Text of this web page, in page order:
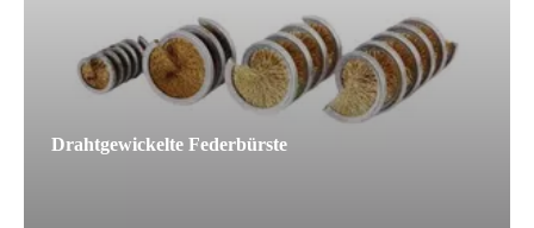
Drahtgewickelte Federbürste